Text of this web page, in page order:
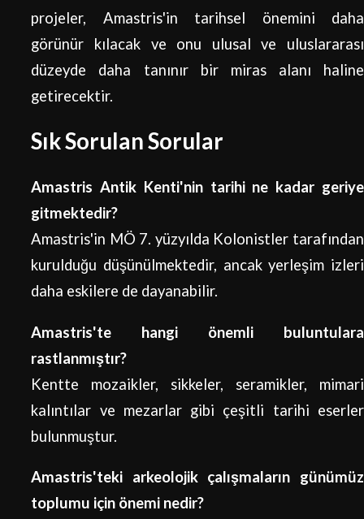
projeler, Amastris'in tarihsel önemini daha
görünür kılacak ve onu ulusal ve uluslararası
düzeyde daha tanınır bir miras alanı haline
getirecektir.
Sık Sorulan Sorular
Amastris Antik Kenti'nin tarihi ne kadar geriye
gitmektedir?
Amastris'in MÖ 7. yüzyılda Kolonistler tarafından
kurulduğu düşünülmektedir, ancak yerleşim izleri
daha eskilere de dayanabilir.
Amastris'te hangi önemli buluntulara
rastlanmıştır?
Kentte mozaikler, sikkeler, seramikler, mimari
kalıntılar ve mezarlar gibi çeşitli tarihi eserler
bulunmuştur.
Amastris'teki arkeolojik çalışmaların günümüz
toplumu için önemi nedir?